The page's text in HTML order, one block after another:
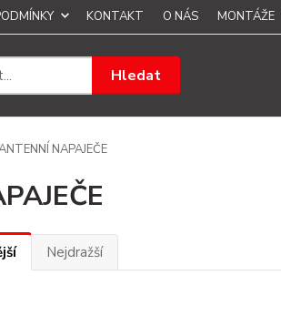
KONTAKT O NÁS MONTÁŽE
Hledat
NAPAJEČE
Nejdražší